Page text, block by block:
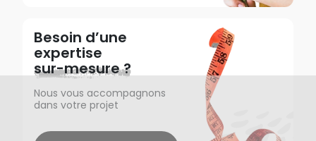
Besoin d’une
expertise
sur-mesure ?
Nous vous accompagnons
dans votre projet